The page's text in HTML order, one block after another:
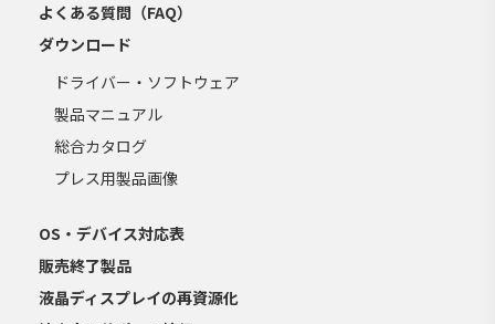
よくある質問（FAQ）
ダウンロード
ドライバー・ソフトウェア
製品マニュアル
総合カタログ
プレス用製品画像
OS・デバイス対応表
販売終了製品
液晶ディスプレイの再資源化